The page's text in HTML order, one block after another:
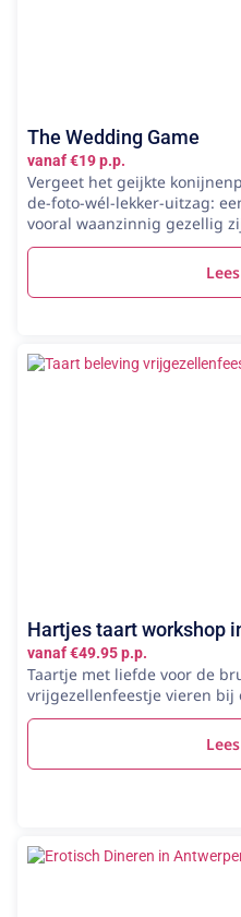
The Wedding Game
vanaf €19 p.p.
Vergeet het geijkte
de-foto-wél-lekker-uitzag:
vooral waanzinnig gezellig
Hartjes taart workshop
vanaf €49.95 p.p.
Taartje met liefde voor de
vrijgezellenfeestje vieren bij